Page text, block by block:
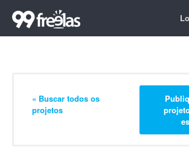
« Buscar todos os
projetos